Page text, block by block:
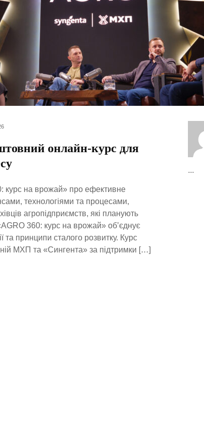
онлайн-курс для
курс на врожай» про ефективне
технологіями та процесами,
агропідприємств, які планують
360: курс на врожай» об’єднує
та принципи сталого розвитку. Курс
МХП та «Сингента» за підтримки […]
...